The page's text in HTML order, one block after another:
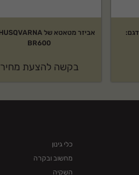
מבקעת 33 טון TROY-BILT דגם:
BR600
בקשה להצעת מחיר
כלי גינון
מחשוב ובקרה
השקיה